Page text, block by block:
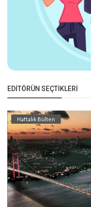
EDITÖRÜN SEÇTIKLERI
Haftalık Bülten